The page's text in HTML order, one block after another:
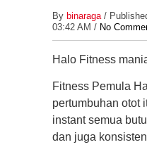
By binaraga /
03:42 AM / No
Halo Fitness
Fitness Pemula
pertumbuhan otot
instant semua
dan juga